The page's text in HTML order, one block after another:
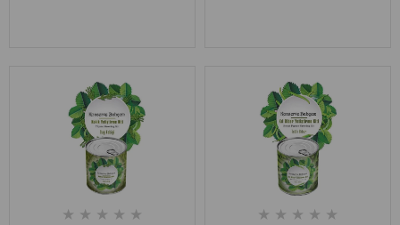
★ ★ ★ ★ ★ ★ ★ ★ ★ ★